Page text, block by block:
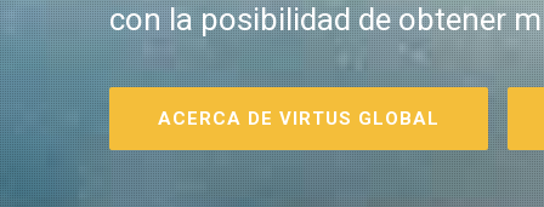
con la posibilidad de obtener
ACERCA DE VIRTUS GLOBAL